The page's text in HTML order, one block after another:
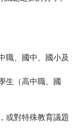
職、國中、國小及
生（高中職、國
或對特殊教育議題